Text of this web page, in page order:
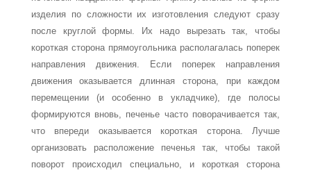
изделия по сложности их изготовления следуют сразу
после круглой формы. Их надо вырезать так, чтобы
корот­кая сторона прямоугольника располагалась поперек
направления движения. Если по­перек направления
движения оказывается длинная сторона, при каждом
перемещении (и особенно в укладчике), где полосы
формируются вновь, печенье часто поворачива­ется так,
что впереди оказывается короткая сторона. Лучше
организовать расположе­ние печенья так, чтобы такой
поворот происходил специально, и короткая сторона